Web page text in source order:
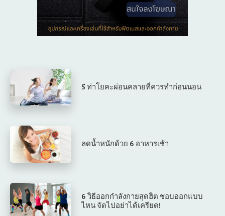
5 ท่าโยคะผ่อนคลายที่ควรทำก่อนนอน
ลดน้ำหนักด้วย 6 อาหารเช้า
6 วิธีออกกำลังกายสุดฮิต ชอบออกแบบ
ไหน จัดไปอย่าได้เครียด!